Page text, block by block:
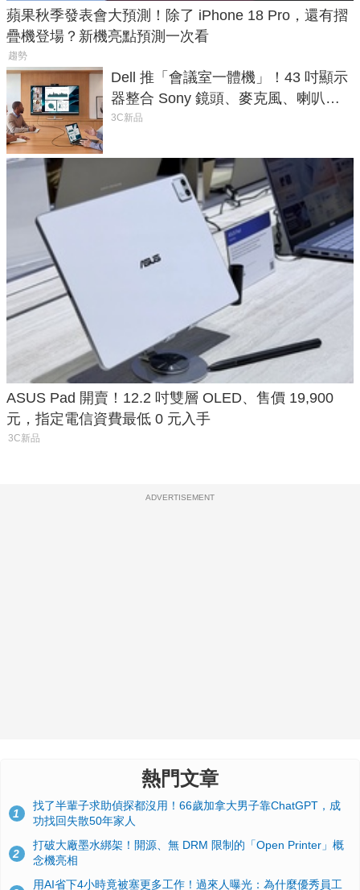
蘋果秋季發表會大預測！除了 iPhone 18 Pro，還有摺
疊機登場？新機亮點預測一次看
趨勢
Dell 推「會議室一體機」！43 吋顯示
器整合 Sony 鏡頭、麥克風、喇叭，
一條 USB-C 就能開會
3C新品
ASUS Pad 開賣！12.2 吋雙層 OLED、售價 19,900
元，指定電信資費最低 0 元入手
3C新品
ADVERTISEMENT
熱門文章
1
找了半輩子求助偵探都沒用！66歲加拿大男子靠ChatGPT，成
功找回失散50年家人
2
打破大廠墨水綁架！開源、無 DRM 限制的「Open Printer」概
念機亮相
用AI省下4小時竟被塞更多工作！過來人曝光：為什麼優秀員工